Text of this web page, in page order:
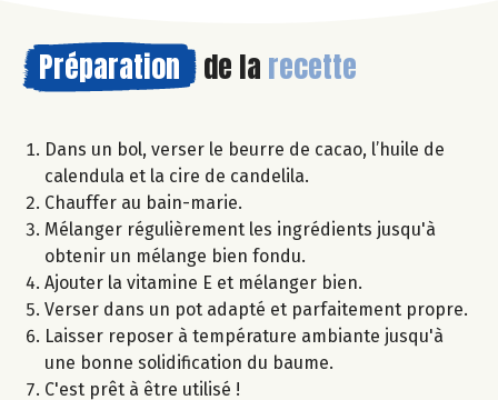
Préparation de la recette
Dans un bol, verser le beurre de cacao, l’huile de
calendula et la cire de candelila.
Chauffer au bain-marie.
Mélanger régulièrement les ingrédients jusqu'à
obtenir un mélange bien fondu.
Ajouter la vitamine E et mélanger bien.
Verser dans un pot adapté et parfaitement propre.
Laisser reposer à température ambiante jusqu'à
une bonne solidification du baume.
C'est prêt à être utilisé !